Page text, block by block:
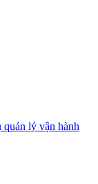
lý vận hành